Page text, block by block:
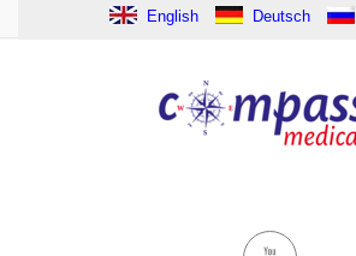
English Deutsch